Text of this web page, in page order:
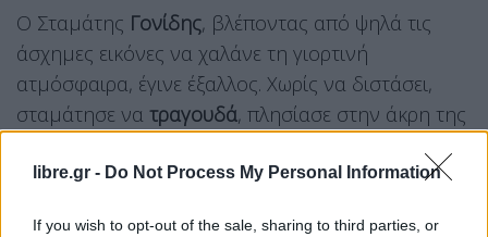
libre.gr - Do Not Process My Personal Information
If you wish to opt-out of the sale, sharing to third parties, or
Ο Σταμάτης Γονίδης, βλέποντας από ψηλά τις
άσχημες εικόνες να χαλάνε τη γιορτινή
ατμόσφαιρα, έγινε έξαλλος. Χωρίς να διστάσει,
σταμάτησε να τραγουδά, πλησίασε στην άκρη της
μικρόφωνο, απαιτώντας την άμεση απομάκρυνση